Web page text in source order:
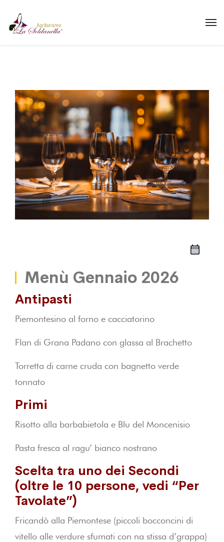
Menù Gennaio 2026
Antipasti
Piemontesino al forno e cacciatorino
Flan di Grana Padano con glassa al Brachetto
Torretta di carne cruda con bagnetto verde
tonnato
Primi
Risotto alla barbabietola e Blu del Moncenisio
Pasta fresca al ragu’ bianco nostrano
Scelta tra uno dei Secondi
(oltre le 10 persone, vedi “Per
Tavolate”)
Fricandò alla Piemontese (piccoli bocconcini di
vitello alle verdure sfumati con na stissa d’grappa)